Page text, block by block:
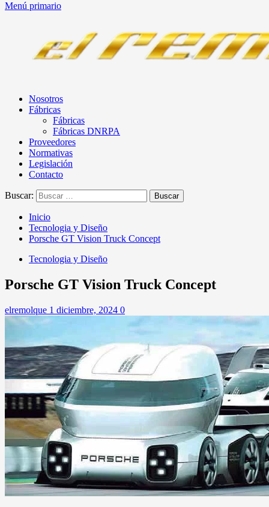
Menú primario
Nosotros
Fábricas
Fábricas
Fábricas DNRPA
Proveedores
Normativas
Legislación
Contacto
Buscar:
Inicio
Tecnologia y Diseño
Porsche GT Vision Truck Concept
Tecnologia y Diseño
Porsche GT Vision Truck Concept
elremolque 1 diciembre, 2024 0